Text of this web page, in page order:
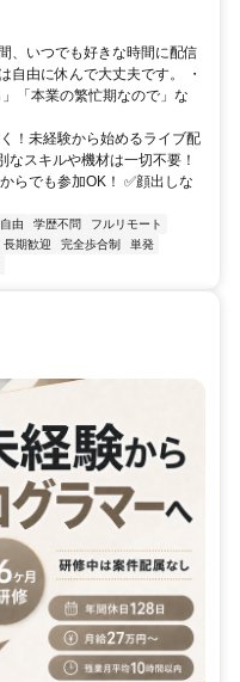
、いつでも好きな時間に配信
自由に休んで大丈夫です。 ・
「本業の繁忙期なので」な
！未経験から始めるライブ配
なスキルや機材は一切不要！
らでも参加OK！ ✅顔出しな
由 学歴不問
フルリモート
長期歓迎 完全歩合制
単発